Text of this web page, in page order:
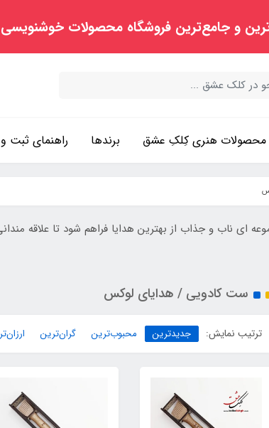
و جامع‌ترین فروشگاه محصولات
محصولات هنری کِلکِ عشق برندها راهنمای ثبت
ناب و جذاب از بهترین هدایا فراهم شود تا علاقه مندانی
ست کادویی / هدایای لوکس
ترتیب نمایش: جدیدترین محبوب‌ترین گران‌ترین